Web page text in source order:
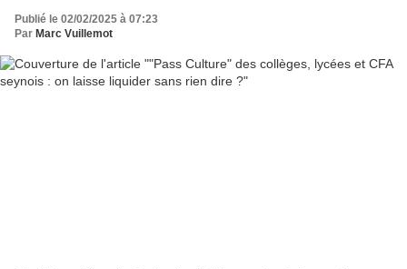
Publié le 02/02/2025 à 07:23
Par Marc Vuillemot